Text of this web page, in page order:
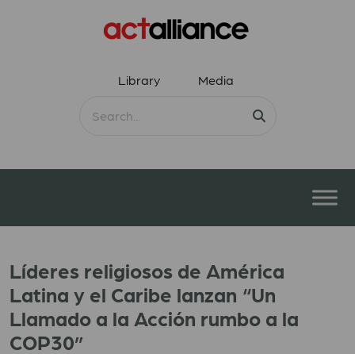
Library Media
Líderes religiosos de América
Latina y el Caribe lanzan “Un
Llamado a la Acción rumbo a la
COP30”